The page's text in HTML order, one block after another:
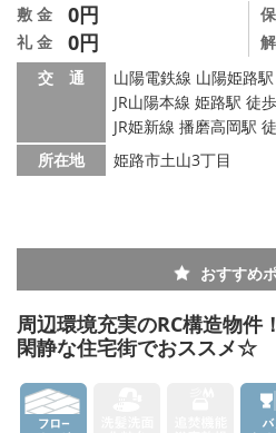
敷 金 0円
礼 金 0円
交 通
山陽電鉄線 山陽姫路
JR山陽本線 姫路駅 徒
JR姫新線 播磨高岡駅
所在地
姫路市土山3丁目
おすすめ
周辺環境充実のRC構造物件
閑静な住宅街でおススメ☆